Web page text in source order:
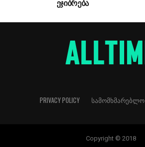
ეჯიბრება
PRIVACY POLICY ᲡᲐᲛᲝᲛᲮᲛᲐᲠᲔᲑᲚᲝ
Copyright © 2018